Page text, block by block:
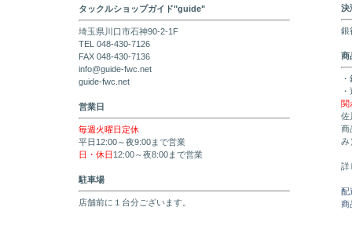
タックルショップガイド"guide"
埼玉県川口市石神90-2-1F
TEL 048-430-7126
FAX 048-430-7136
info@guide-fwc.net
guide-fwc.net
営業日
毎週火曜日定休
平日12:00～夜9:00まで営業
日・休日 12:00～夜8:00まで営業
駐車場
店舗前に１台分ございます。
決
銀
商
関
佐
商
み
詳
配
商